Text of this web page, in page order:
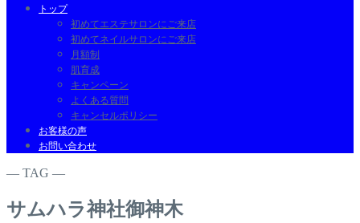
トップ
初めてエステサロンにご来店
初めてネイルサロンにご来店
月額制
肌育成
キャンペーン
よくある質問
キャンセルポリシー
お客様の声
お問い合わせ
― TAG ―
サムハラ神社御神木